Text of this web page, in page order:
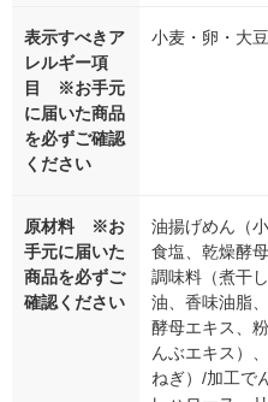
表示すべきア
レルギー項
目 ※お手元
に届いた商品
を必ずご確認
ください
小麦・卵・大
原材料 ※お
手元に届いた
商品を必ずご
確認ください
油揚げめん（
食塩、乾燥酵
調味料（煮干
油、香味油脂
酵母エキス、
んぶエキス）
ねぎ）/加工で